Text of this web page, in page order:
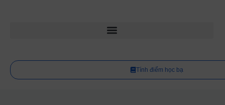
Tính điểm học bạ